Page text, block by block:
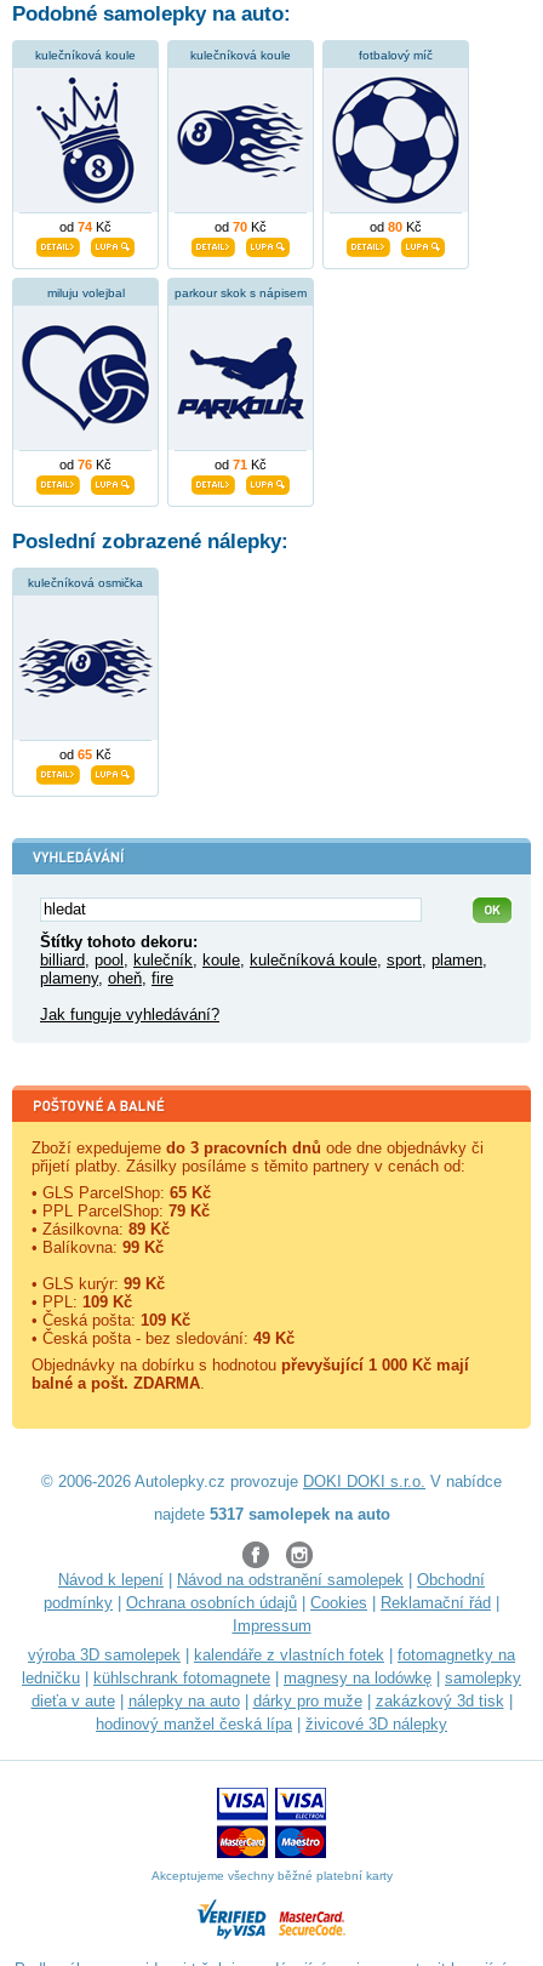
Podobné samolepky na auto:
kulečníková koule
od 74 Kč
kulečníková koule
od 70 Kč
fotbalový míč
od 80 Kč
miluju volejbal
od 76 Kč
parkour skok s nápisem
od 71 Kč
Poslední zobrazené nálepky:
kulečníková osmička
od 65 Kč
Štítky tohoto dekoru:
billiard, pool , kulečník, koule, kulečníková koule, sport, plamen,
plameny, oheň, fire
Jak funguje vyhledávání?
Zboží expedujeme do 3 pracovních dnů ode dne objednávky či
přijetí platby. Zásilky posíláme s těmito partnery v cenách od:
• GLS ParcelShop: 65 Kč
• PPL ParcelShop: 79 Kč
• Zásilkovna: 89 Kč
• Balíkovna: 99 Kč
• GLS kurýr: 99 Kč
• PPL: 109 Kč
• Česká pošta: 109 Kč
• Česká pošta - bez sledování: 49 Kč
Objednávky na dobírku s hodnotou převyšující 1 000 Kč mají
balné a pošt. ZDARMA.
© 2006-2026 Autolepky.cz provozuje DOKI DOKI s.r.o. V nabídce
najdete 5317 samolepek na auto
Návod k lepení Návod na odstranění samolepek
Obchodní
podmínky
Ochrana osobních údajů Cookies Reklamační řád
Impressum
výroba 3D samolepek
kalendáře z vlastních fotek
fotomagnetky na
ledničku
kühlschrank fotomagnete magnesy na lodówkę
samolepky
dieťa v aute| nálepky na auto| dárky pro muže| zakázkový 3d tisk|
hodinový manžel česká lípa| živicové 3D nálepky
Akceptujeme všechny běžné platební karty